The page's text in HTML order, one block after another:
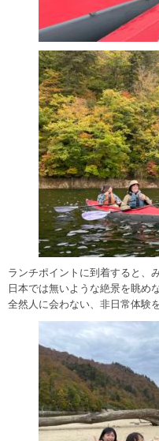
ランチポイントに到着すると、
日本では無いような絶景を眺め
全然人に会わない、非日常体験